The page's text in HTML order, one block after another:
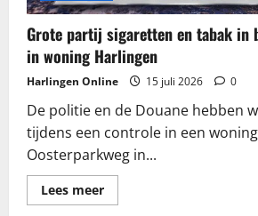
Grote partij sigaretten en tabak in
in woning Harlingen
Harlingen Online 15 juli 2026 0
De politie en de Douane hebben
tijdens een controle in een
Oosterparkweg in...
Lees meerLees
meer